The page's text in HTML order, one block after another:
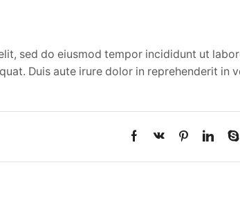
sed do eiusmod tempor incididunt ut
Duis aute irure dolor in reprehenderit